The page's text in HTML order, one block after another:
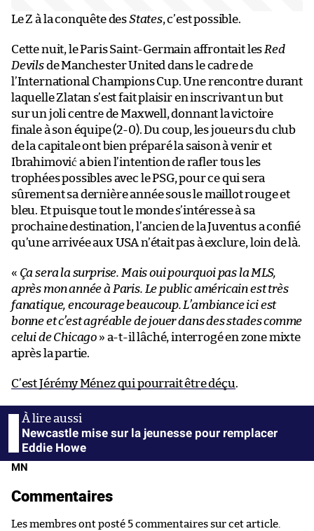
Le Z à la conquête desStates, c’est possible.
Cette nuit, le Paris Saint-Germain affrontait les Red
Devilsde Manchester United dans le cadre de
l’International Champions Cup. Une rencontre durant
laquelle Zlatan s’est fait plaisir en inscrivant un but
sur un joli centre de Maxwell, donnant la victoire
finale à son équipe (2-0). Du coup, les joueurs du club
de la capitale ont bien préparé la saison à venir et
Ibrahimović a bien l’intention de rafler tous les
trophées possibles avec le PSG, pour ce qui sera
sûrement sa dernière année sous le maillot rouge et
bleu. Et puisque tout le monde s’intéresse à sa
prochaine destination, l’ancien de la Juventus a confié
qu’une arrivée aux USA n’était pas à exclure, loin de là.
« Ça sera la surprise. Mais oui pourquoi pas la MLS,
après mon année à Paris. Le public américain est très
fanatique, encourage beaucoup. L’ambiance ici est
bonne et c’est agréable de jouer dans des stades comme
celui de Chicago » a-t-il lâché, interrogé en zone mixte
après la partie.
C’est Jérémy Ménez qui pourrait être déçu.
Newcastle mise sur la jeunesse pour remplacer
Eddie Howe
MN
Commentaires
Les membres ont posté 5 commentaires sur cet article.